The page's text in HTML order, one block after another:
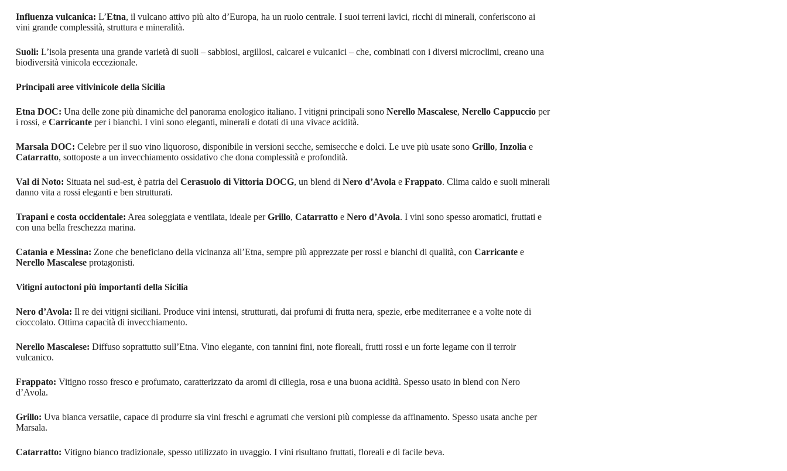
Influenza vulcanica: L’Etna, il vulcano attivo più alto d’Europa, ha un ruolo centrale. I suoi terreni lavici, ricchi di minerali, conferiscono ai
vini grande complessità, struttura e mineralità.
Suoli: L’isola presenta una grande varietà di suoli – sabbiosi, argillosi, calcarei e vulcanici – che, combinati con i diversi microclimi, creano una
biodiversità vinicola eccezionale.
Principali aree vitivinicole della Sicilia
Etna DOC: Una delle zone più dinamiche del panorama enologico italiano. I vitigni principali sono Nerello Mascalese, Nerello Cappuccioper
i rossi, e Carricanteper i bianchi. I vini sono eleganti, minerali e dotati di una vivace acidità.
Marsala DOC: Celebre per il suo vino liquoroso, disponibile in versioni secche, semisecche e dolci. Le uve più usate sono Grillo, Inzolia e
Catarratto, sottoposte a un invecchiamento ossidativo che dona complessità e profondità.
Val di Noto: Situata nel sud-est, è patria del Cerasuolo di Vittoria DOCG, un blend di Nero d’Avola e Frappato. Clima caldo e suoli minerali
danno vita a rossi eleganti e ben strutturati.
Trapani e costa occidentale: Area soleggiata e ventilata, ideale perGrillo, Catarrattoe Nero d’Avola. I vini sono spesso aromatici, fruttati e
con una bella freschezza marina.
Catania e Messina: Zone che beneficiano della vicinanza all’Etna, sempre più apprezzate per rossi e bianchi di qualità, con Carricantee
Nerello Mascaleseprotagonisti.
Vitigni autoctoni più importanti della Sicilia
Nero d’Avola: Il re dei vitigni siciliani. Produce vini intensi, strutturati, dai profumi di frutta nera, spezie, erbe mediterranee e a volte note di
cioccolato. Ottima capacità di invecchiamento.
Nerello Mascalese: Diffuso soprattutto sull’Etna. Vino elegante, con tannini fini, note floreali, frutti rossi e un forte legame con il terroir
vulcanico.
Frappato: Vitigno rosso fresco e profumato, caratterizzato da aromi di ciliegia, rosa e una buona acidità. Spesso usato in blend con Nero
d’Avola.
Grillo: Uva bianca versatile, capace di produrre sia vini freschi e agrumati che versioni più complesse da affinamento. Spesso usata anche per
Marsala.
Catarratto: Vitigno bianco tradizionale, spesso utilizzato in uvaggio. I vini risultano fruttati, floreali e di facile beva.